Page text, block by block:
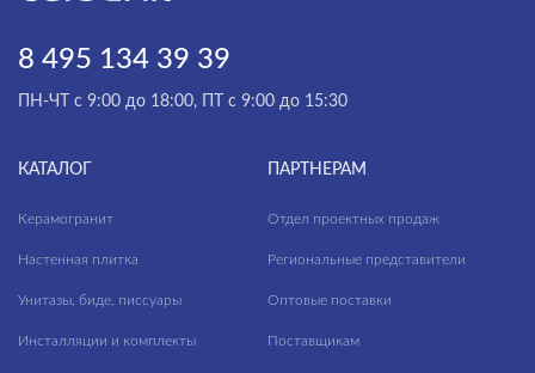
8 495 134 39 39
ПН-ЧТ с 9:00 до 18:00, ПТ с 9:00 до 15:30
КАТАЛОГ
Керамогранит
Настенная плитка
Унитазы, биде, писсуары
Инсталляции и комплекты
ПАРТНЕРАМ
Отдел проектных продаж
Региональные представители
Оптовые поставки
Поставщикам